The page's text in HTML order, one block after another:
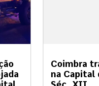
Coimbra
na Capital